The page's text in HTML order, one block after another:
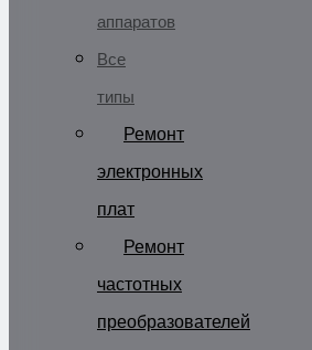
аппаратов
Все
типы
Ремонт
электронных
плат
Ремонт
частотных
преобразователей